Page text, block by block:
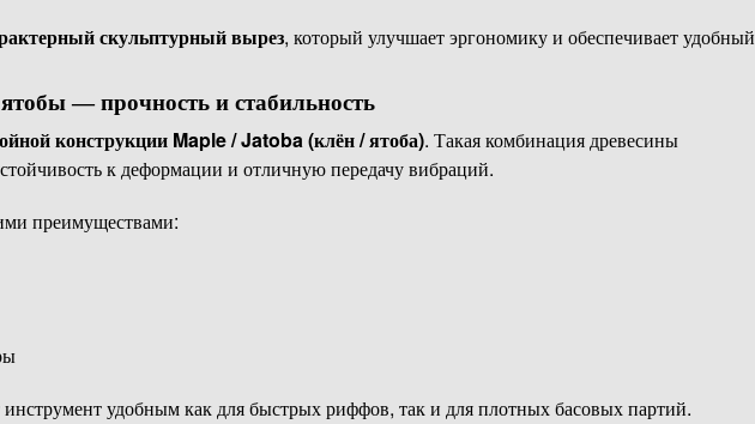
скульптурный вырез, который улучшает эргономику и обеспечивает удобный
— прочность и стабильность
конструкции Maple / Jatoba (клён / ятоба). Такая комбинация древесины
к деформации и отличную передачу вибраций.
преимуществами:
инструмент удобным как для быстрых риффов, так и для плотных басовых партий.